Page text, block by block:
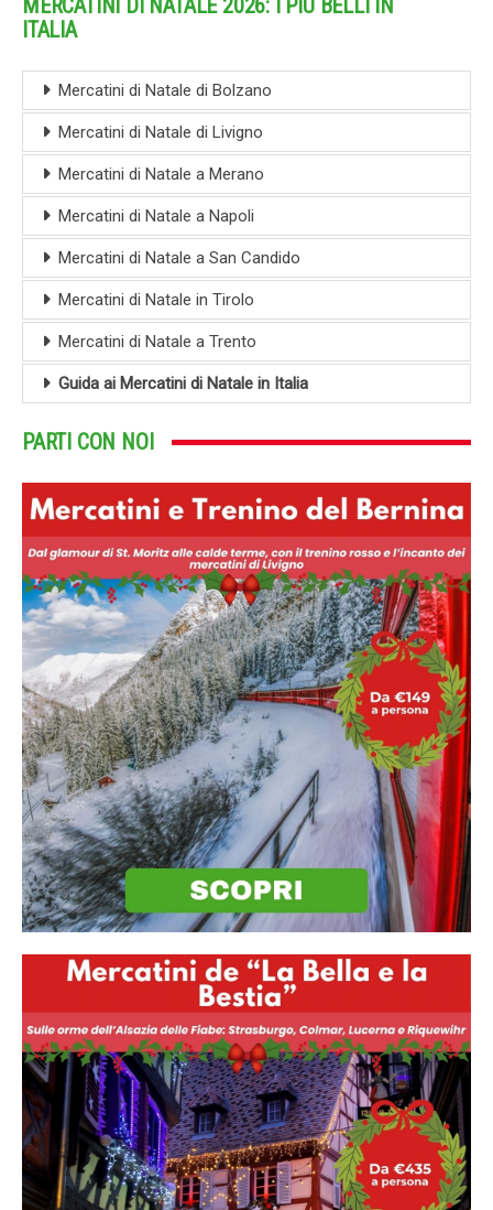
MERCATINI DI NATALE 2026: I PIÙ BELLI IN
ITALIA
Mercatini di Natale di Bolzano
Mercatini di Natale di Livigno
Mercatini di Natale a Merano
Mercatini di Natale a Napoli
Mercatini di Natale a San Candido
Mercatini di Natale in Tirolo
Mercatini di Natale a Trento
Guida ai Mercatini di Natale in Italia
PARTI CON NOI